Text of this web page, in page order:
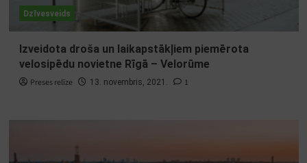
Dzīvesveids
Izveidota droša un laikapstākļiem piemērota
velosipēdu novietne Rīgā – Velorūme
Preses relīze 13. novembris, 2021. 1